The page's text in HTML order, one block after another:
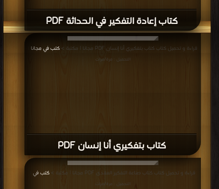
كتاب إعادة التفكير في الحداثة PDF
كتاب بتفكيري أنا إنسان PDF
قراءة و تحميل كتاب كتاب بتفكيري أنا إنسان PDF مجانا | مكتبة > كتب في مجانا
التحميل : مرة/مرات
قراءة و تحميل كتاب كتاب صناعة التفكير العقدى PDF مجانا | مكتبة > كتب في
التحميل : مرة/مرات